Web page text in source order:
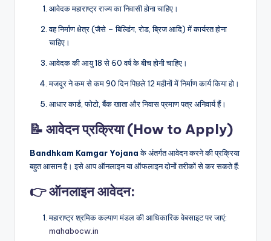
आवेदक महाराष्ट्र राज्य का निवासी होना चाहिए।
वह निर्माण क्षेत्र (जैसे – बिल्डिंग, रोड, ब्रिज आदि) में कार्यरत होना
चाहिए।
आवेदक की आयु 18 से 60 वर्ष के बीच होनी चाहिए।
मजदूर ने कम से कम 90 दिन पिछले 12 महीनों में निर्माण कार्य किया हो।
आधार कार्ड, फोटो, बैंक खाता और निवास प्रमाण पत्र अनिवार्य हैं।
📝 आवेदन प्रक्रिया (How to Apply)
Bandhkam Kamgar Yojanaके अंतर्गत आवेदन करने की प्रक्रिया
बहुत आसान है। इसे आप ऑनलाइन या ऑफलाइन दोनों तरीकों से कर सकते हैं:
👉 ऑनलाइन आवेदन:
महाराष्ट्र श्रमिक कल्याण मंडल की आधिकारिक वेबसाइट पर जाएं:
mahabocw.in